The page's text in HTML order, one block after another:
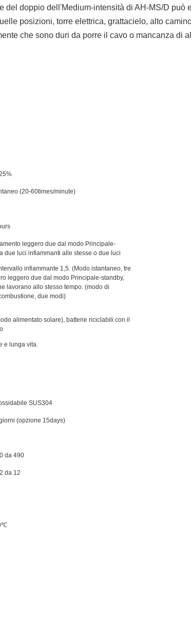
del doppio dell'Medium-intensità di AH-MS/D
posizioni, torre elettrica, grattacielo, alto
che sono duri da porre il cavo o mancanza
(20-60times/minute)
leggero due dal modo Principale-
due luci infiammanti alle stesse o due luci
infiammante 1,5. (Modo istantaneo, tre
leggero due dal modo Principale-standby,
lavorano allo stesso tempo. (modo di
due modi)
alimentato solare), batterie riciclabili con il
e lunga vita.
SUS304
(opzione 15days)
da 490
da 12